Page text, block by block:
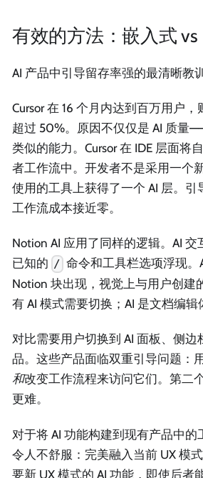
有效的方法：嵌入式 vs
AI 产品中引导留存率强的最清晰教
Cursor 在 16 个月内达到百万用户
超过 50%。原因不仅仅是 AI 质量
类似的能力。Cursor 在 IDE 层面将
者工作流中。开发者不是采用一个
使用的工具上获得了一个 AI 层。引
工作流成本接近零。
Notion AI 应用了同样的逻辑。AI 交
已知的 / 命令和工具栏选项浮现。
Notion 块出现，视觉上与用户创建
有 AI 模式需要切换；AI 是文档编辑
对比需要用户切换到 AI 面板、侧边
品。这些产品面临双重引导问题：
和改变工作流程来访问它们。第二
更难。
对于将 AI 功能构建到现有产品中的
令人不舒服：完美融入当前 UX 模
要新 UX 模式的 AI 功能，即使后者